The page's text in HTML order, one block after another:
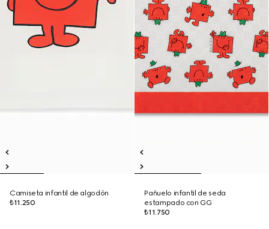
Camiseta infantil de algodón
₺11.250
Pañuelo infantil de seda
estampado con GG
₺11.750